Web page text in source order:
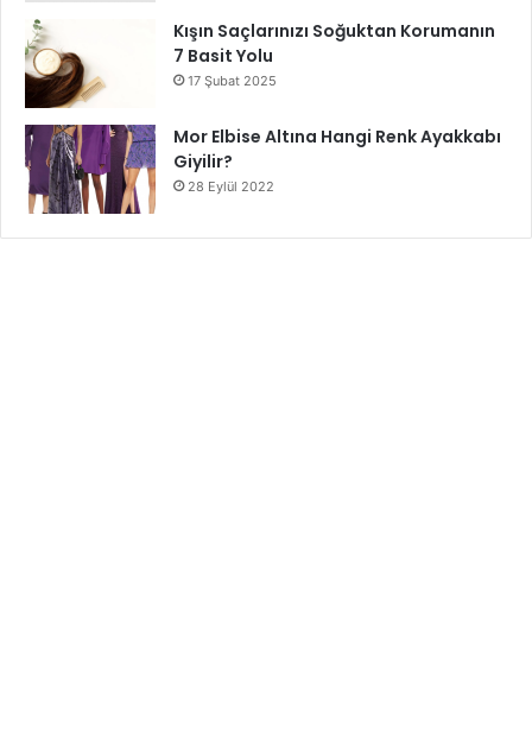
Kışın Saçlarınızı Soğuktan Korumanın
7 Basit Yolu
17 Şubat 2025
Mor Elbise Altına Hangi Renk Ayakkabı
Giyilir?
28 Eylül 2022